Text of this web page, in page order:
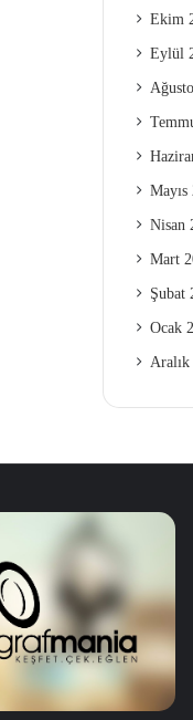
Ekim
Eylül
Mayıs
Nisan
Mart
Şubat
Ocak